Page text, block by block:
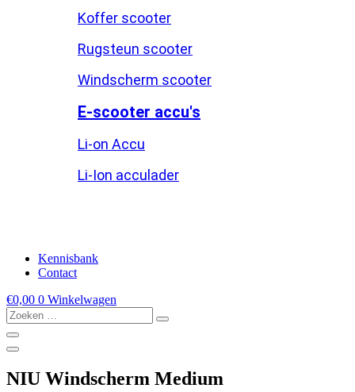
Koffer scooter
Rugsteun scooter
Windscherm scooter
E-scooter accu's
Li-on Accu
Li-Ion acculader
Kennisbank
Contact
€0,00 0 Winkelwagen
Zoeken
…
NIU Windscherm Medium